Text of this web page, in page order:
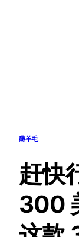
薅羊毛
赶快
300